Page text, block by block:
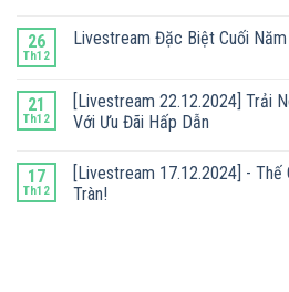
26
Th12
Livestream Đặc Biệt Cuối
21
Th12
[Livestream 22.12.2024] Trải
Với Ưu Đãi Hấp Dẫn
17
Th12
[Livestream 17.12.2024] -
Tràn!